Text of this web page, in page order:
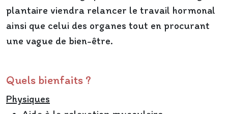
plantaire viendra relancer le travail hormonal
ainsi que celui des organes tout en procurant
une vague de bien-être.
Quels bienfaits ?
Physiques